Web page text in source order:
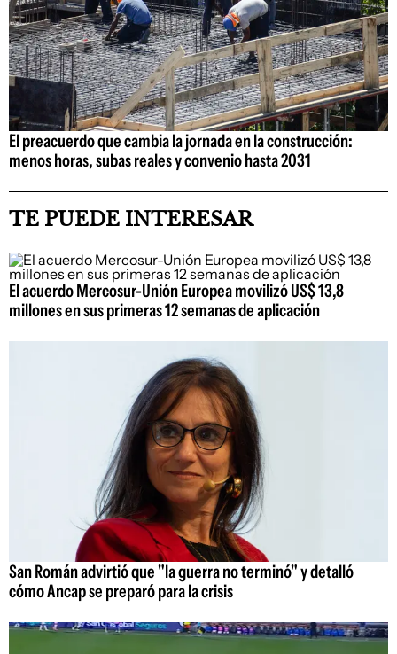
El preacuerdo que cambia la jornada en la construcción:
menos horas, subas reales y convenio hasta 2031
TE PUEDE INTERESAR
El acuerdo Mercosur-Unión Europea movilizó US$ 13,8
millones en sus primeras 12 semanas de aplicación
San Román advirtió que "la guerra no terminó" y detalló
cómo Ancap se preparó para la crisis